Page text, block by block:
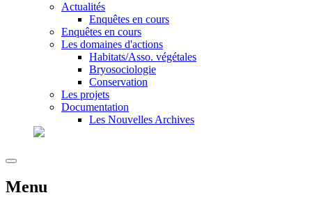
Actualités
Enquêtes en cours
Enquêtes en cours
Les domaines d'actions
Habitats/Asso. végétales
Bryosociologie
Conservation
Les projets
Documentation
Les Nouvelles Archives
Menu